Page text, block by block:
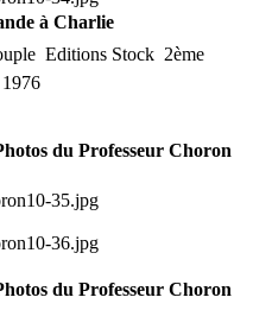
à Charlie
 Editions Stock  2ème
du Professeur Choron
du Professeur Choron